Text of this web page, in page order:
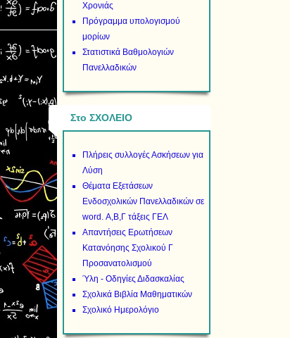
Χρονιάς
Πρόγραμμα υπολογισμού
μορίων
Στατιστικά Βαθμολογιών
Πανελλαδικών
Στο ΣΧΟΛΕΙΟ
Πλήρεις συλλογές Ασκήσεων για
Λύση
Θέματα Εξετάσεων
Ενδοσχολικών Πανελλαδικών σε
word. Α,Β,Γ τάξεις ΓΕΛ
Απαντήσεις Ερωτήσεων
Κατανόησης Σχολικού Γ
Προσανατολισμού
Ύλη - Οδηγίες Διδασκαλίας
Σχολικά Βιβλία Μαθηματικών
Σχολικό Ημερολόγιο